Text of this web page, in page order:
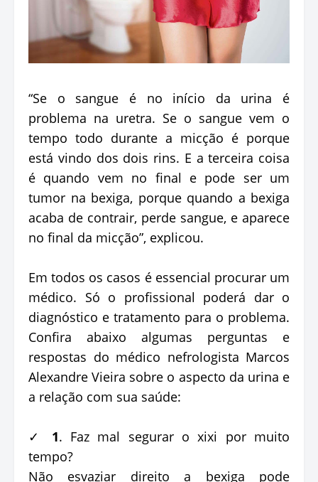
“Se o sangue é no início da urina é
problema na uretra. Se o sangue vem o
tempo todo durante a micção é porque
está vindo dos dois rins. E a terceira coisa
é quando vem no final e pode ser um
tumor na bexiga, porque quando a bexiga
acaba de contrair, perde sangue, e aparece
no final da micção”, explicou.
Em todos os casos é essencial procurar um
médico. Só o profissional poderá dar o
diagnóstico e tratamento para o problema.
Confira abaixo algumas perguntas e
respostas do médico nefrologista Marcos
Alexandre Vieira sobre o aspecto da urina e
a relação com sua saúde:
✓ 1. Faz mal segurar o xixi por muito
tempo?
Não esvaziar direito a bexiga pode